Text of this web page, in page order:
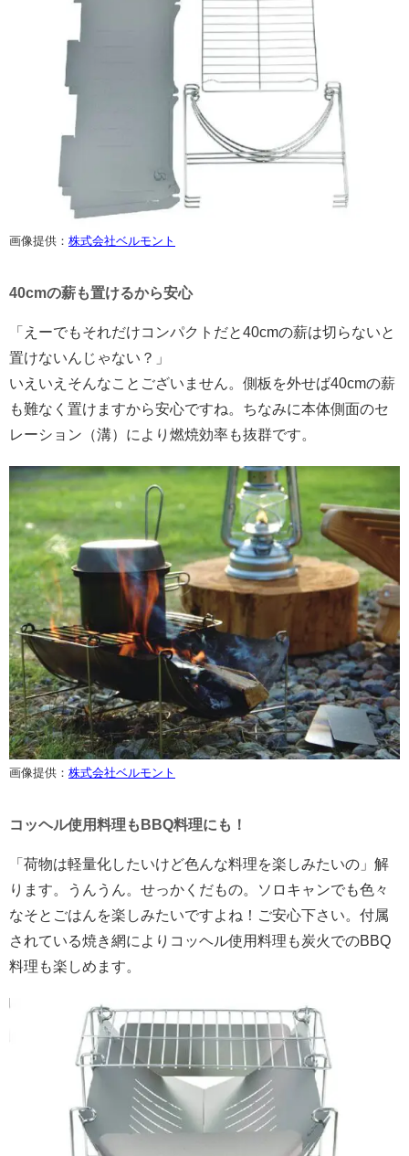
画像提供： 株式会社ベルモント
40cmの薪も置けるから安心
「えーでもそれだけコンパクトだと40cmの薪は切らないと
置けないんじゃない？」
いえいえそんなことございません。側板を外せば40cmの薪
も難なく置けますから安心ですね。ちなみに本体側面のセ
レーション（溝）により燃焼効率も抜群です。
画像提供： 株式会社ベルモント
コッヘル使用料理もBBQ料理にも！
「荷物は軽量化したいけど色んな料理を楽しみたいの」解
ります。うんうん。せっかくだもの。ソロキャンでも色々
なそとごはんを楽しみたいですよね！ご安心下さい。付属
されている焼き網によりコッヘル使用料理も炭火でのBBQ
料理も楽しめます。